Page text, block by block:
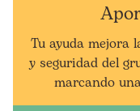
Tu ayuda mejora
y seguridad del
marcando